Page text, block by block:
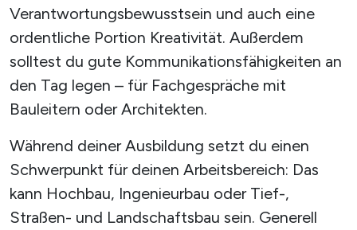
Verantwortungsbewusstsein und auch eine
ordentliche Portion Kreativität. Außerdem
solltest du gute Kommunikationsfähigkeiten an
den Tag legen – für Fachgespräche mit
Bauleitern oder Architekten.
Während deiner Ausbildung setzt du einen
Schwerpunkt für deinen Arbeitsbereich: Das
kann Hochbau, Ingenieurbau oder Tief-,
Straßen- und Landschaftsbau sein. Generell